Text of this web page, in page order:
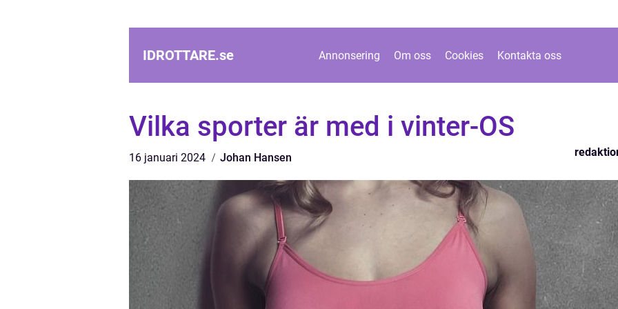
IDROTTARE.se Annonsering Om oss Cookies Kontakta oss
Vilka sporter är med i vinter-OS
16 januari 2024 Johan Hansen